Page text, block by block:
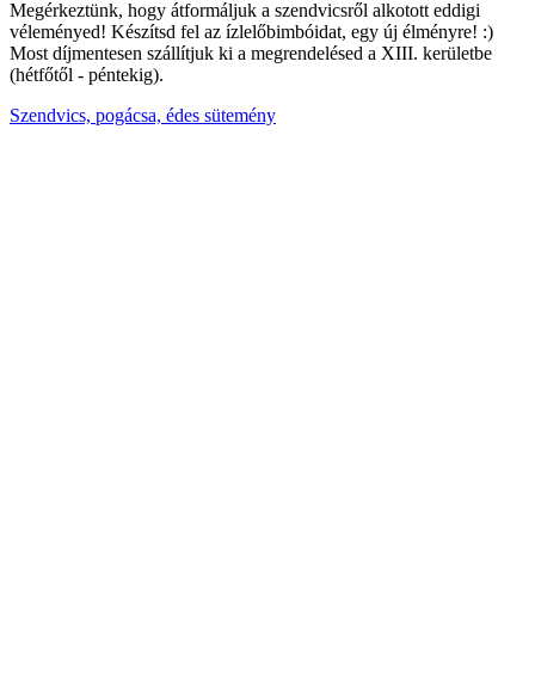
Megérkeztünk, hogy átformáljuk a szendvicsről alkotott eddigi
véleményed! Készítsd fel az ízlelőbimbóidat, egy új élményre! :)
Most díjmentesen szállítjuk ki a megrendelésed a XIII. kerületbe
(hétfőtől - péntekig).
Szendvics, pogácsa, édes sütemény